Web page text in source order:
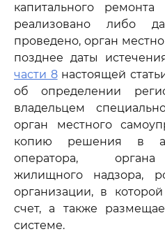
капитального
реализовано либо
проведено, орган
позднее даты
части 8настоящей
об определении
владельцем
орган местного
копию решения в
оператора, органа
жилищного надзора,
организации, в
счет, а также
системе.